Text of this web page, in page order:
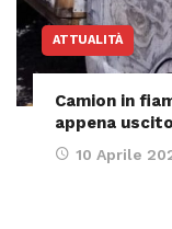
ATTUALITÀ
Camion in
appena
10 Aprile